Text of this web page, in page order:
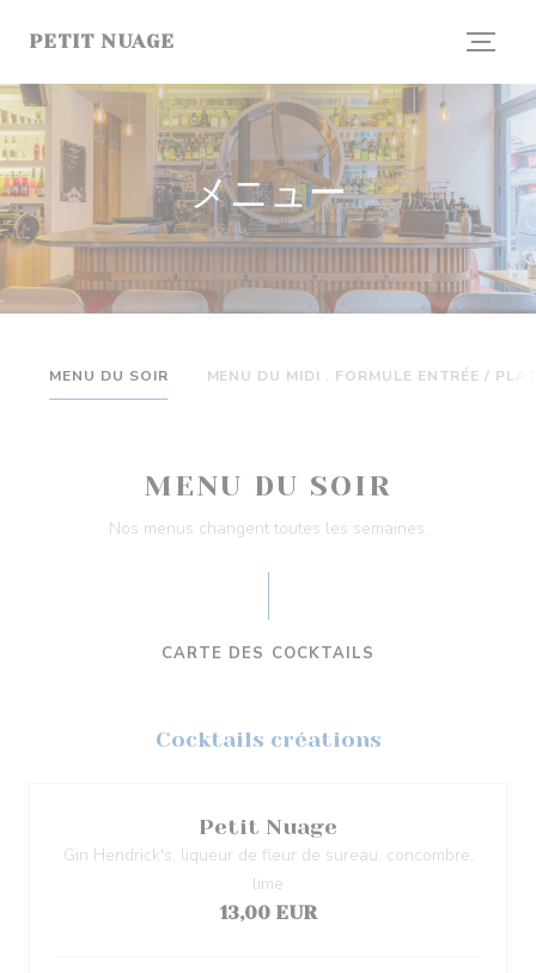
PETIT NUAGE
メニュー
MENU DU SOIR MENU DU MIDI . FORMULE ENTRÉE /
MENU DU SOIR
Nos menus changent toutes les semaines.
CARTE DES COCKTAILS
Cocktails créations
Petit Nuage
Gin Hendrick's, liqueur de fleur de sureau, concombre,
lime
13,00 EUR